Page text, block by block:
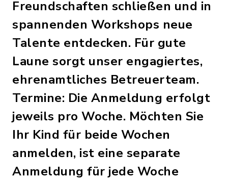
Freundschaften schließen und in
spannenden Workshops neue
Talente entdecken. Für gute
Laune sorgt unser engagiertes,
ehrenamtliches Betreuerteam.
Termine: Die Anmeldung erfolgt
jeweils pro Woche. Möchten Sie
Ihr Kind für beide Wochen
anmelden, ist eine separate
Anmeldung für jede Woche